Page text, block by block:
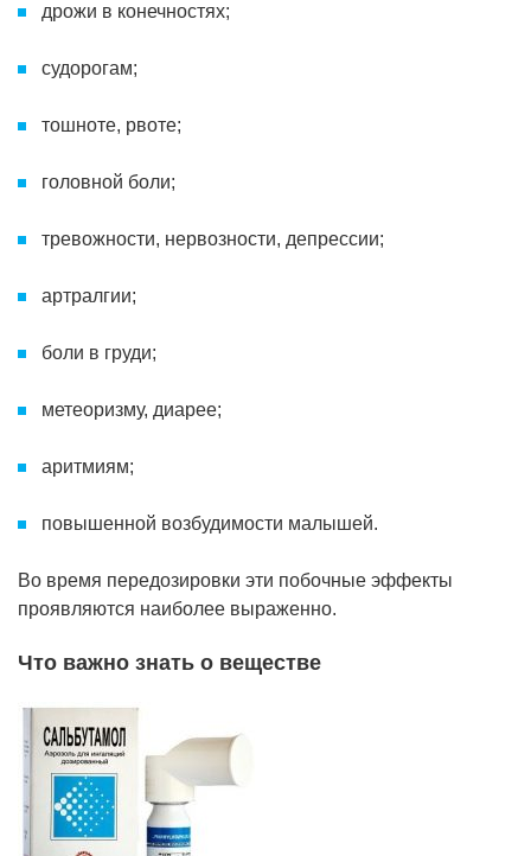
дрожи в конечностях;
судорогам;
тошноте, рвоте;
головной боли;
тревожности, нервозности, депрессии;
артралгии;
боли в груди;
метеоризму, диарее;
аритмиям;
повышенной возбудимости малышей.
Во время передозировки эти побочные эффекты
проявляются наиболее выраженно.
Что важно знать о веществе